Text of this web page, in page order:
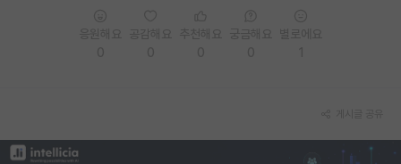
임용 후기 게시판